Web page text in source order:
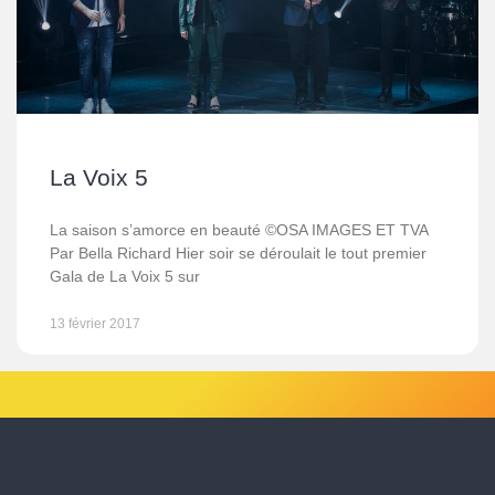
La Voix 5
La saison s’amorce en beauté ©OSA IMAGES ET TVA
Par Bella Richard Hier soir se déroulait le tout premier
Gala de La Voix 5 sur
13 février 2017